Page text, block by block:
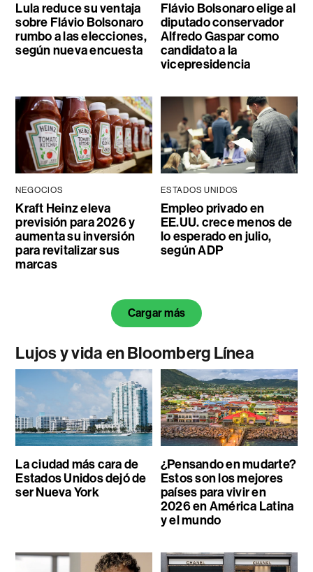
Lula reduce su ventaja
sobre Flávio Bolsonaro
rumbo a las elecciones,
según nueva encuesta
Flávio Bolsonaro elige al
diputado conservador
Alfredo Gaspar como
candidato a la
vicepresidencia
NEGOCIOS
Kraft Heinz eleva
previsión para 2026 y
aumenta su inversión
para revitalizar sus
marcas
ESTADOS UNIDOS
Empleo privado en
EE.UU. crece menos de
lo esperado en julio,
según ADP
Cargar más
Lujos y vida en Bloomberg Línea
La ciudad más cara de
Estados Unidos dejó de
ser Nueva York
¿Pensando en mudarte?
Estos son los mejores
países para vivir en
2026 en América Latina
y el mundo